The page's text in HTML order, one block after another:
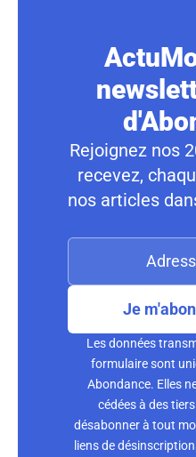
Rejoignez nos
recevez,
nos articles
Je
Les données
formulaire sont
Abondance. Elles
cédées à des
désabonner à tout
liens de